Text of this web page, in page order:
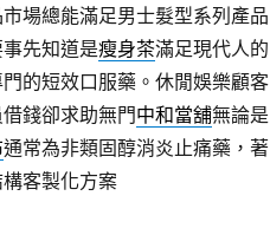
場總能滿足男士髮型系列產品
先知道是瘦身茶滿足現代人的
的短效口服藥。休閒娛樂顧客
錢卻求助無門中和當舖無論是
通常為非類固醇消炎止痛藥，著
客製化方案